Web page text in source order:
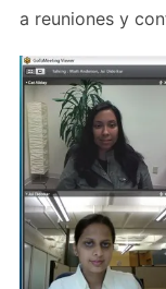
a reuniones y